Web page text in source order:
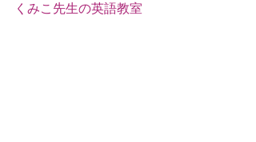
くみこ先生の英語教室